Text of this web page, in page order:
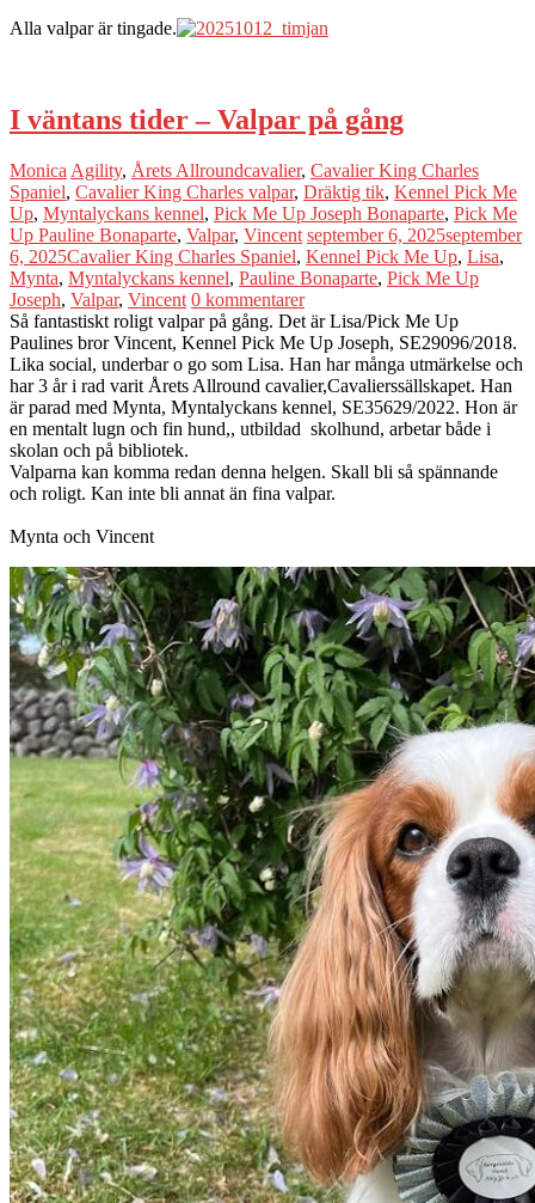
Alla valpar är tingade.
I väntans tider – Valpar på gång
Monica Agility, Årets Allroundcavalier, Cavalier King Charles
Spaniel, Cavalier King Charles valpar, Dräktig tik, Kennel Pick Me
Up, Myntalyckans kennel, Pick Me Up Joseph Bonaparte, Pick Me
Up Pauline Bonaparte, Valpar, Vincent september 6, 2025september
6, 2025Cavalier King Charles Spaniel, Kennel Pick Me Up, Lisa,
Mynta, Myntalyckans kennel, Pauline Bonaparte, Pick Me Up
Joseph, Valpar, Vincent 0 kommentarer
Så fantastiskt roligt valpar på gång. Det är Lisa/Pick Me Up
Paulines bror Vincent, Kennel Pick Me Up Joseph, SE29096/2018.
Lika social, underbar o go som Lisa. Han har många utmärkelse och
har 3 år i rad varit Årets Allround cavalier,Cavalierssällskapet. Han
är parad med Mynta, Myntalyckans kennel, SE35629/2022. Hon är
en mentalt lugn och fin hund,, utbildad skolhund, arbetar både i
skolan och på bibliotek.
Valparna kan komma redan denna helgen. Skall bli så spännande
och roligt. Kan inte bli annat än fina valpar.
Mynta och Vincent